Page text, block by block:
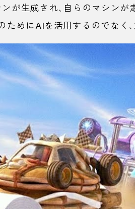
が生成され、自らのマシンが
ためにAIを活用するのでなく